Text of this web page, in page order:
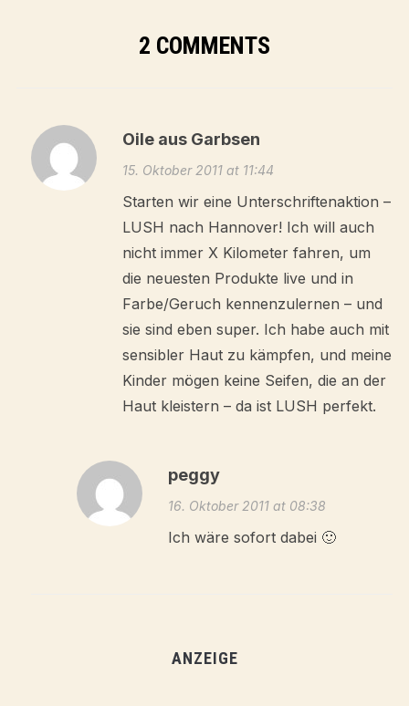
2 COMMENTS
Oile aus Garbsen
15. Oktober 2011 at 11:44
Starten wir eine Unterschriftenaktion –
LUSH nach Hannover! Ich will auch
nicht immer X Kilometer fahren, um
die neuesten Produkte live und in
Farbe/Geruch kennenzulernen – und
sie sind eben super. Ich habe auch mit
sensibler Haut zu kämpfen, und meine
Kinder mögen keine Seifen, die an der
Haut kleistern – da ist LUSH perfekt.
peggy
16. Oktober 2011 at 08:38
Ich wäre sofort dabei 🙂
ANZEIGE